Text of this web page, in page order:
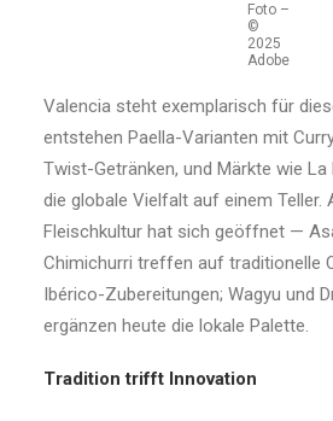
Foto –
©
2025
Adobe
Valencia steht exemplarisch für
entstehen Paella-Varianten mit
Twist-Getränken, und Märkte wie La
die globale Vielfalt auf einem Teller.
Fleischkultur hat sich geöffnet —
Chimichurri treffen auf traditionelle
Ibérico-Zubereitungen; Wagyu und
ergänzen heute die lokale Palette.
Tradition trifft Innovation